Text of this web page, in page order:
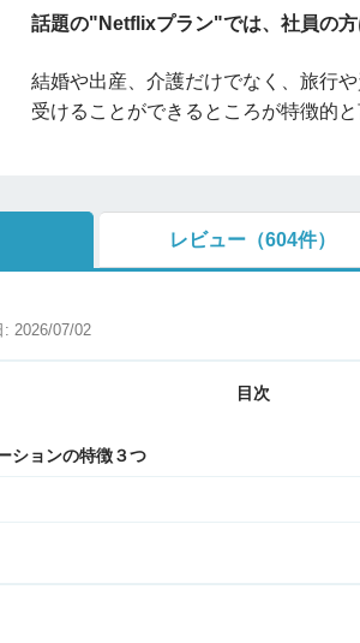
話題の"Netflixプラン"では、社員の
結婚や出産、介護だけでなく、旅行
受けることができるところが特徴的と
レビュー （604件）
: 2026/07/02
目次
ションの特徴３つ